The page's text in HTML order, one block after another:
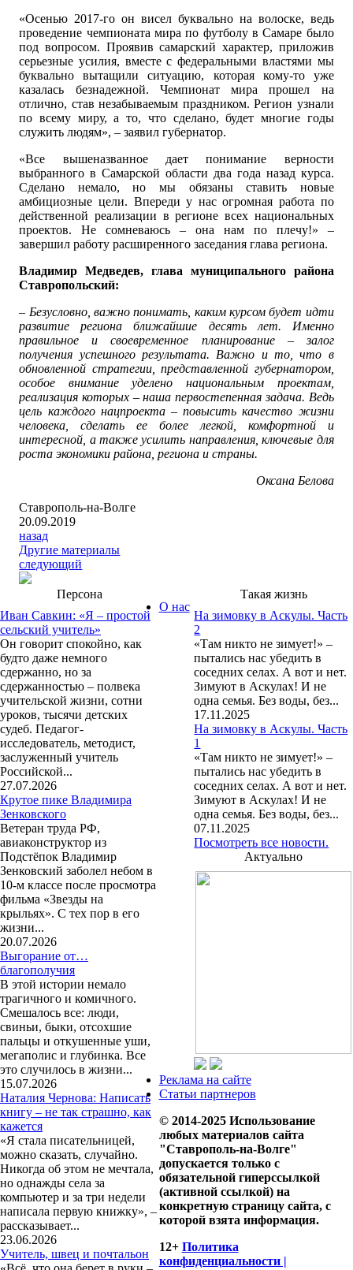
«Осенью 2017-го он висел буквально на волоске, ведь
проведение чемпионата мира по футболу в Самаре было
под вопросом. Проявив самарский характер, приложив
серьезные усилия, вместе с федеральными властями мы
буквально вытащили ситуацию, которая кому-то уже
казалась безнадежной. Чемпионат мира прошел на
отлично, став незабываемым праздником. Регион узнали
по всему миру, а то, что сделано, будет многие годы
служить людям», – заявил губернатор.
«Все вышеназванное дает понимание верности
выбранного в Самарской области два года назад курса.
Сделано немало, но мы обязаны ставить новые
амбициозные цели. Впереди у нас огромная работа по
действенной реализации в регионе всех национальных
проектов. Не сомневаюсь – она нам по плечу!» –
завершил работу расширенного заседания глава региона.
Владимир Медведев, глава муниципального района
Ставропольский:
– Безусловно, важно понимать, каким курсом будет идти
развитие региона ближайшие десять лет. Именно
правильное и своевременное планирование – залог
получения успешного результата. Важно и то, что в
обновленной стратегии, представленной губернатором,
особое внимание уделено национальным проектам,
реализация которых – наша первостепенная задача. Ведь
цель каждого нацпроекта – повысить качество жизни
человека, сделать ее более легкой, комфортной и
интересной, а также усилить направления, ключевые для
роста экономики района, региона и страны.
Оксана Белова
Ставрополь-на-Волге
20.09.2019
назад
Другие материалы
следующий
Персона
Иван Савкин: «Я – простой
сельский учитель»
Он говорит спокойно, как
будто даже немного
сдержанно, но за
сдержанностью – полвека
учительской жизни, сотни
уроков, тысячи детских
судеб. Педагог-
исследователь, методист,
заслуженный учитель
Российской...
27.07.2026
Крутое пике Владимира
Зенковского
Ветеран труда РФ,
авиаконструктор из
Подстёпок Владимир
Зенковский заболел небом в
10-м классе после просмотра
фильма «Звезды на
крыльях». С тех пор в его
жизни...
20.07.2026
Выгорание от…
благополучия
В этой истории немало
трагичного и комичного.
Смешалось все: люди,
свиньи, быки, отсохшие
пальцы и откушенные уши,
мегаполис и глубинка. Все
это случилось в жизни...
15.07.2026
Наталия Чернова: Написать
книгу – не так страшно, как
кажется
«Я стала писательницей,
можно сказать, случайно.
Никогда об этом не мечтала,
но однажды села за
компьютер и за три недели
написала первую книжку», –
рассказывает...
23.06.2026
Учитель, швец и почтальон
Такая жизнь
На зимовку в Аскулы. Часть
2
«Там никто не зимует!» –
пытались нас убедить в
соседних селах. А вот и нет.
Зимуют в Аскулах! И не
одна семья. Без воды, без...
17.11.2025
На зимовку в Аскулы. Часть
1
«Там никто не зимует!» –
пытались нас убедить в
соседних селах. А вот и нет.
Зимуют в Аскулах! И не
одна семья. Без воды, без...
07.11.2025
Посмотреть все новости.
Актуально
О нас
Реклама на сайте
Статьи партнеров
© 2014-2025 Использование
любых материалов сайта
"Ставрополь-на-Волге"
допускается только с
обязательной гиперссылкой
(активной ссылкой) на
конкретную страницу сайта, с
которой взята информация.
12+ Политика
конфиденциальности |